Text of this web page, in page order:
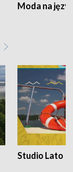
Moda na
Studio Lato